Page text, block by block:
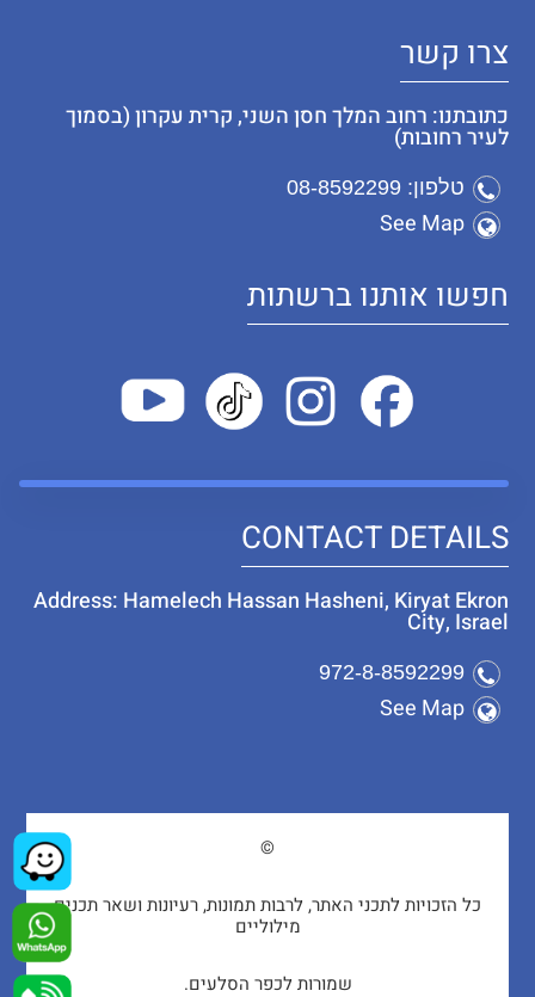
צרו קשר
כתובתנו: רחוב המלך חסן השני, קרית עקרון (בסמוך
לעיר רחובות)
טלפון: 08-8592299
See Map
חפשו אותנו ברשתות
CONTACT DETAILS
Address: Hamelech Hassan Hasheni, Kiryat Ekron
City, Israel
972-8-8592299
See Map
©
כל הזכויות לתכני האתר, לרבות תמונות, רעיונות ושאר תכנים
מילוליים
שמורות לכפר הסלעים.